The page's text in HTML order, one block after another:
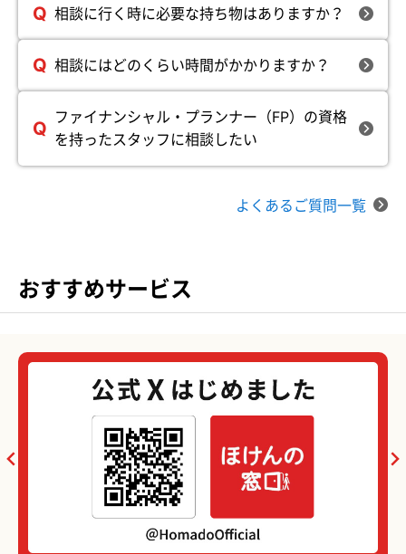
相談に行く時に必要な持ち物はありますか？
相談にはどのくらい時間がかかりますか？
ファイナンシャル・プランナー（FP）の資格
を持ったスタッフに相談したい
よくあるご質問一覧
おすすめサービス